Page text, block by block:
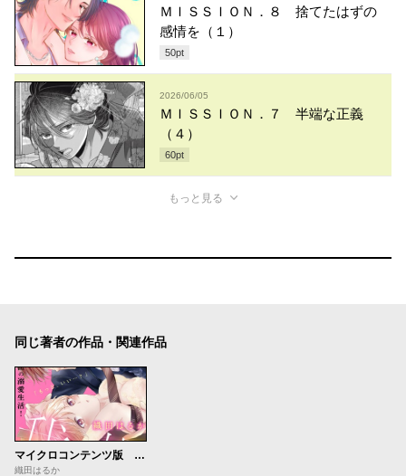
ＭＩＳＳＩＯＮ．８ 捨てたはずの
感情を（１）
50pt
2026/06/05
ＭＩＳＳＩＯＮ．７ 半端な正義
（４）
60pt
もっと見る
同じ著者の作品・関連作品
マイクロコンテンツ版 高坂社長は我慢できない ～トロける同居生活はじまりました～
織田はるか